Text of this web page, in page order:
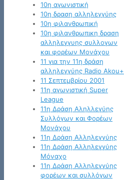
10η αγωνιστική
10η δραση αλληλεγγύης
10η φιλανθρωπική
10η φιλανθρωπικη δραση
αλληλεγγυης συλλογων
και φορέων Μονάχου
11 για την 11η δράση
αλληλεγγύης Radio Akou+
11 Σεπτεμβρίου 2001
11η αγωνιστική Super
League
11η Δράση Αληλλεγύης
Συλλόγων και Φορέων
Μονάχου
11η Δράση Αλληλεγγύης
11η Δράση Αλληλεγγύης
Μόναχο
11η Δράση Αλληλεγγύης
φορέων και συλλόγων